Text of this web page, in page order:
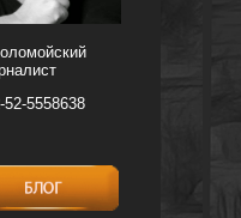
5558638